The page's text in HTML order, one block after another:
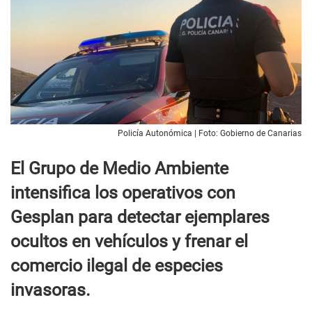
Policía Autonómica | Foto: Gobierno de Canarias
El Grupo de Medio Ambiente
intensifica los operativos con
Gesplan para detectar ejemplares
ocultos en vehículos y frenar el
comercio ilegal de especies
invasoras.